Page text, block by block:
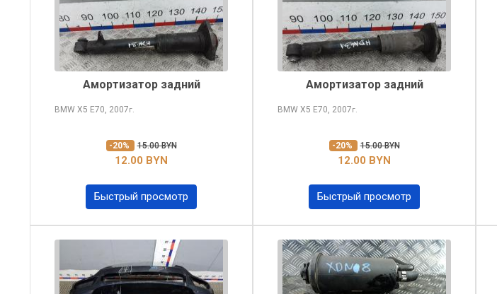
Амортизатор задний
BMW X5 E70, 2007г.
-20% 15.00 BYN
12.00 BYN
Быстрый просмотр
Амортизатор задний
BMW X5 E70, 2007г.
-20% 15.00 BYN
12.00 BYN
Быстрый просмотр